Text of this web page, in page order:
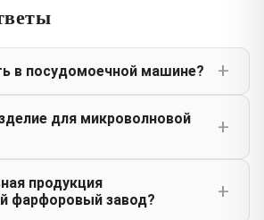
в посудомоечной машине?
для микроволновой
продукция
фарфоровый завод?